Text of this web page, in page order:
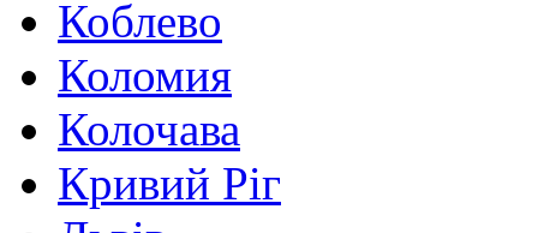
Коблево
Коломия
Колочава
Кривий Ріг